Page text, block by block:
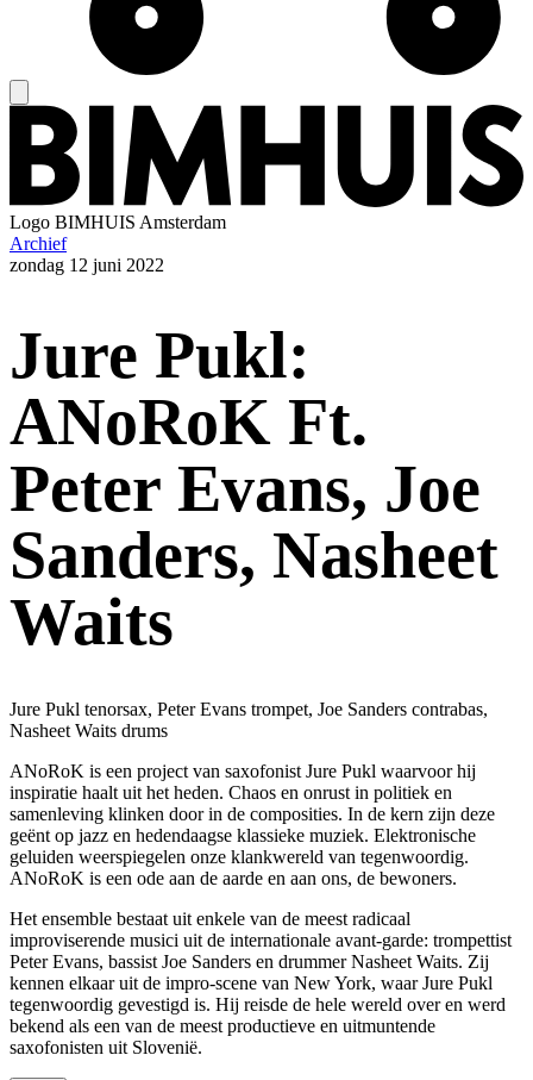
Logo BIMHUIS Amsterdam
Archief
zondag 12 juni 2022
Jure Pukl:
ANoRoK Ft.
Peter Evans, Joe
Sanders, Nasheet
Waits
Jure Pukl tenorsax, Peter Evans trompet, Joe Sanders contrabas,
Nasheet Waits drums
ANoRoK is een project van saxofonist Jure Pukl waarvoor hij
inspiratie haalt uit het heden. Chaos en onrust in politiek en
samenleving klinken door in de composities. In de kern zijn deze
geënt op jazz en hedendaagse klassieke muziek. Elektronische
geluiden weerspiegelen onze klankwereld van tegenwoordig.
ANoRoK is een ode aan de aarde en aan ons, de bewoners.
Het ensemble bestaat uit enkele van de meest radicaal
improviserende musici uit de internationale avant-garde: trompettist
Peter Evans, bassist Joe Sanders en drummer Nasheet Waits. Zij
kennen elkaar uit de impro-scene van New York, waar Jure Pukl
tegenwoordig gevestigd is. Hij reisde de hele wereld over en werd
bekend als een van de meest productieve en uitmuntende
saxofonisten uit Slovenië.